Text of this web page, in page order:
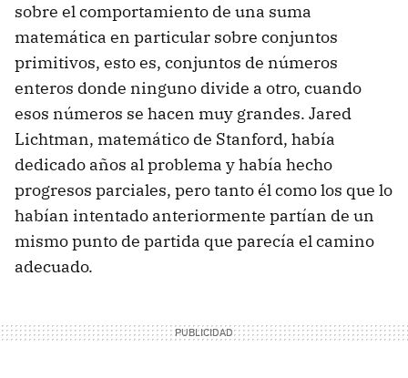
sobre el comportamiento de una suma
matemática en particular sobre conjuntos
primitivos, esto es, conjuntos de números
enteros donde ninguno divide a otro, cuando
esos números se hacen muy grandes. Jared
Lichtman, matemático de Stanford, había
dedicado años al problema y había hecho
progresos parciales, pero tanto él como los que lo
habían intentado anteriormente partían de un
mismo punto de partida que parecía el camino
adecuado.